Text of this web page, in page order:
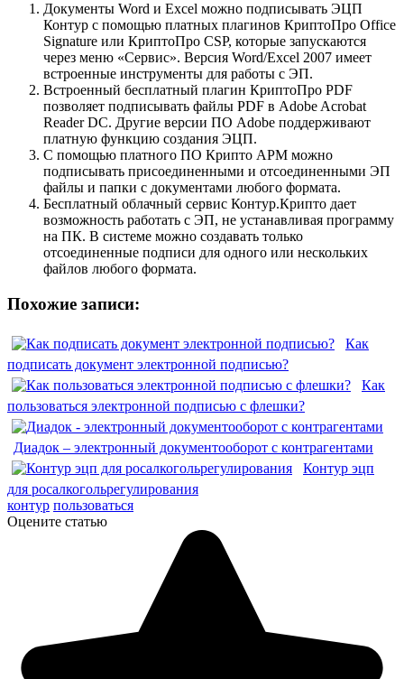
Документы Word и Excel можно подписывать ЭЦП
Контур с помощью платных плагинов КриптоПро Office
Signature или КриптоПро CSP, которые запускаются
через меню «Сервис». Версия Word/Excel 2007 имеет
встроенные инструменты для работы с ЭП.
Встроенный бесплатный плагин КриптоПро PDF
позволяет подписывать файлы PDF в Adobe Acrobat
Reader DC. Другие версии ПО Adobe поддерживают
платную функцию создания ЭЦП.
С помощью платного ПО Крипто АРМ можно
подписывать присоединенными и отсоединенными ЭП
файлы и папки с документами любого формата.
Бесплатный облачный сервис Контур.Крипто дает
возможность работать с ЭП, не устанавливая программу
на ПК. В системе можно создавать только
отсоединенные подписи для одного или нескольких
файлов любого формата.
Похожие записи:
Как
подписать документ электронной подписью?
Как
пользоваться электронной подписью с флешки?
Диадок – электронный документооборот с контрагентами
Контур эцп
для росалкогольрегулирования
контур пользоваться
Оцените статью